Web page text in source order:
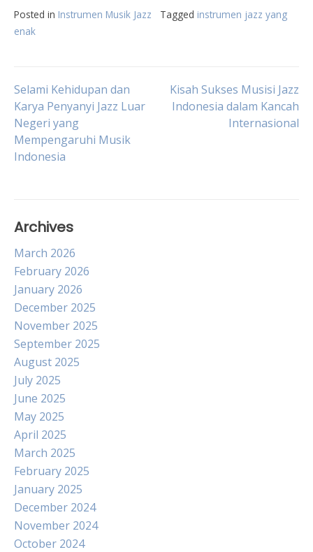
Posted in Instrumen Musik Jazz Tagged instrumen jazz yang
enak
Post
navigation
Selami Kehidupan dan
Karya Penyanyi Jazz Luar
Negeri yang
Mempengaruhi Musik
Indonesia
Kisah Sukses Musisi Jazz
Indonesia dalam Kancah
Internasional
Archives
March 2026
February 2026
January 2026
December 2025
November 2025
September 2025
August 2025
July 2025
June 2025
May 2025
April 2025
March 2025
February 2025
January 2025
December 2024
November 2024
October 2024